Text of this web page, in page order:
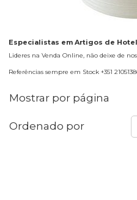
Especialistas em Artigos de
Lideres na Venda Online, não deixe de
Referências sempre em Stock +351
Mostrar por página
Ordenado por